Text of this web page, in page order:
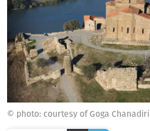
© photo: courtesy of Goga Chanadiri